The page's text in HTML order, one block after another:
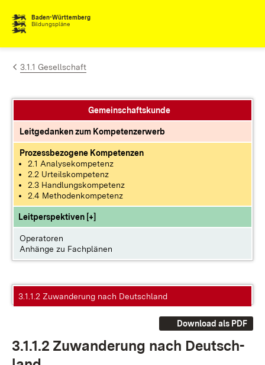
Zum Inhalt springen
Baden-Württemberg
Bildungspläne
3.1.1 Gesellschaft
Gemeinschaftskunde
Leitgedanken zum Kompetenzerwerb
Prozessbezogene Kompetenzen
2.1 Analysekompetenz
2.2 Urteilskompetenz
2.3 Handlungskompetenz
2.4 Methodenkompetenz
Leitperspektiven [+]
Operatoren
Anhänge zu Fachplänen
3.1.1.2 Zuwanderung nach Deutschland
Download als PDF
3.1.1.2 Zu­wan­de­rung nach Deutsch­